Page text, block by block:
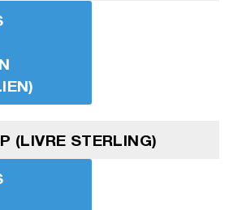
(LIVRE STERLING)